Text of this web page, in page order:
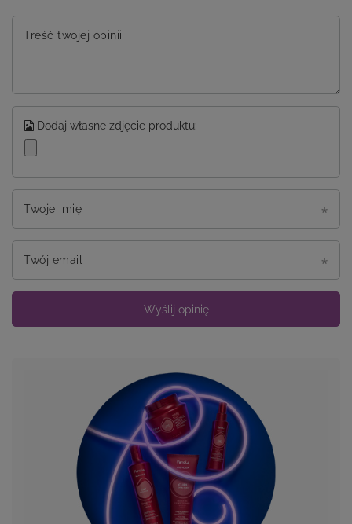
Treść twojej opinii
Dodaj własne zdjęcie produktu:
Twoje imię
Twój email
Wyślij opinię